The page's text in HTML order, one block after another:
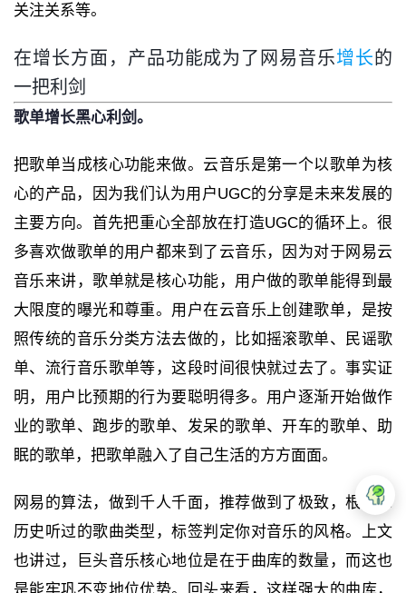
关注关系等。
在增长方面，产品功能成为了网易音乐增长的
一把利剑
歌单增长黑心利剑。
把歌单当成核心功能来做。云音乐是第一个以歌单为核
心的产品，因为我们认为用户UGC的分享是未来发展的
主要方向。首先把重心全部放在打造UGC的循环上。很
多喜欢做歌单的用户都来到了云音乐，因为对于网易云
音乐来讲，歌单就是核心功能，用户做的歌单能得到最
大限度的曝光和尊重。用户在云音乐上创建歌单，是按
照传统的音乐分类方法去做的，比如摇滚歌单、民谣歌
单、流行音乐歌单等，这段时间很快就过去了。事实证
明，用户比预期的行为要聪明得多。用户逐渐开始做作
业的歌单、跑步的歌单、发呆的歌单、开车的歌单、助
眠的歌单，把歌单融入了自己生活的方方面面。
网易的算法，做到千人千面，推荐做到了极致，根据你
历史听过的歌曲类型，标签判定你对音乐的风格。上文
也讲过，巨头音乐核心地位是在于曲库的数量，而这也
是能牢巩不变地位优势。回头来看，这样强大的曲库，